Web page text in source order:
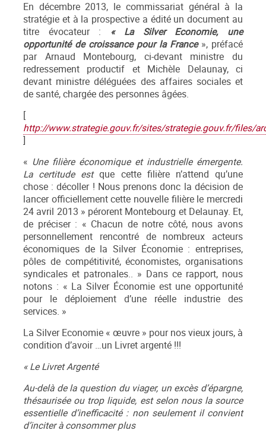
En décembre 2013, le commissariat général à la
stratégie et à la prospective a édité un document au
titre évocateur : « La Silver Economie, une
opportunité de croissance pour la France», préfacé
par Arnaud Montebourg, ci-devant ministre du
redressement productif et Michèle Delaunay, ci
devant ministre déléguées des affaires sociales et
de santé, chargée des personnes âgées.
[
http://www.strategie.gouv.fr/sites/strategie.gouv.fr/files/
]
« Une filière économique et industrielle émergente.
La certitude estque cette filière n’attend qu’une
chose : décoller ! Nous prenons donc la décision de
lancer officiellement cette nouvelle filière le mercredi
24 avril 2013 » pérorent Montebourg et Delaunay. Et,
de préciser : « Chacun de notre côté, nous avons
personnellement rencontré de nombreux acteurs
économiques de la Silver Économie : entreprises,
pôles de compétitivité, économistes, organisations
syndicales et patronales.. » Dans ce rapport, nous
notons : « La Silver Économie est une opportunité
pour le déploiement d’une réelle industrie des
services. »
La Silver Economie « œuvre » pour nos vieux jours, à
condition d’avoir …un Livret argenté !!!
« Le Livret Argenté
Au-delà de la question du viager, un excès d’épargne,
thésaurisée ou trop liquide, est selon nous la source
essentielle d’inefficacité : non seulement il convient
d’inciter à consommer plus